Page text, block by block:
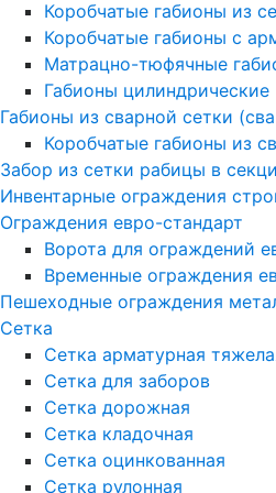
Коробчатые габионы из
Коробчатые габионы с
Матрацно-тюфячные
Габионы цилиндрические
Габионы из сварной сетки
Коробчатые габионы из
Забор из сетки рабицы в
Инвентарные ограждения
Ограждения евро-стандарт
Ворота для ограждений
Временные ограждения
Пешеходные ограждения
Сетка
Сетка арматурная
Сетка для заборов
Сетка дорожная
Сетка кладочная
Сетка оцинкованная
Сетка рулонная